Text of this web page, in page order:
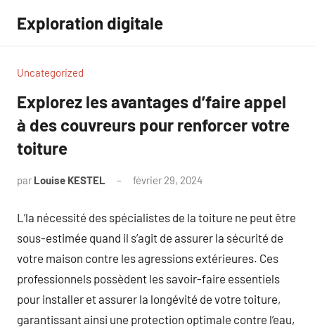
contenu
Exploration digitale
Uncategorized
Explorez les avantages d’faire appel
à des couvreurs pour renforcer votre
toiture
par Louise KESTEL février 29, 2024
L’la nécessité des spécialistes de la toiture ne peut être
sous-estimée quand il s’agit de assurer la sécurité de
votre maison contre les agressions extérieures. Ces
professionnels possèdent les savoir-faire essentiels
pour installer et assurer la longévité de votre toiture,
garantissant ainsi une protection optimale contre l’eau,